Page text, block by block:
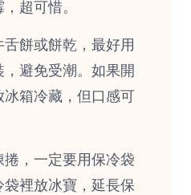
超可惜。
餅或餅乾，最好用
避免受潮。如果開
箱冷藏，但口感可
，一定要用保冷袋
裡放冰寶，延長保